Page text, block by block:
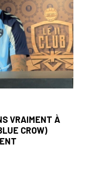
VRAIMENT À
CROW)